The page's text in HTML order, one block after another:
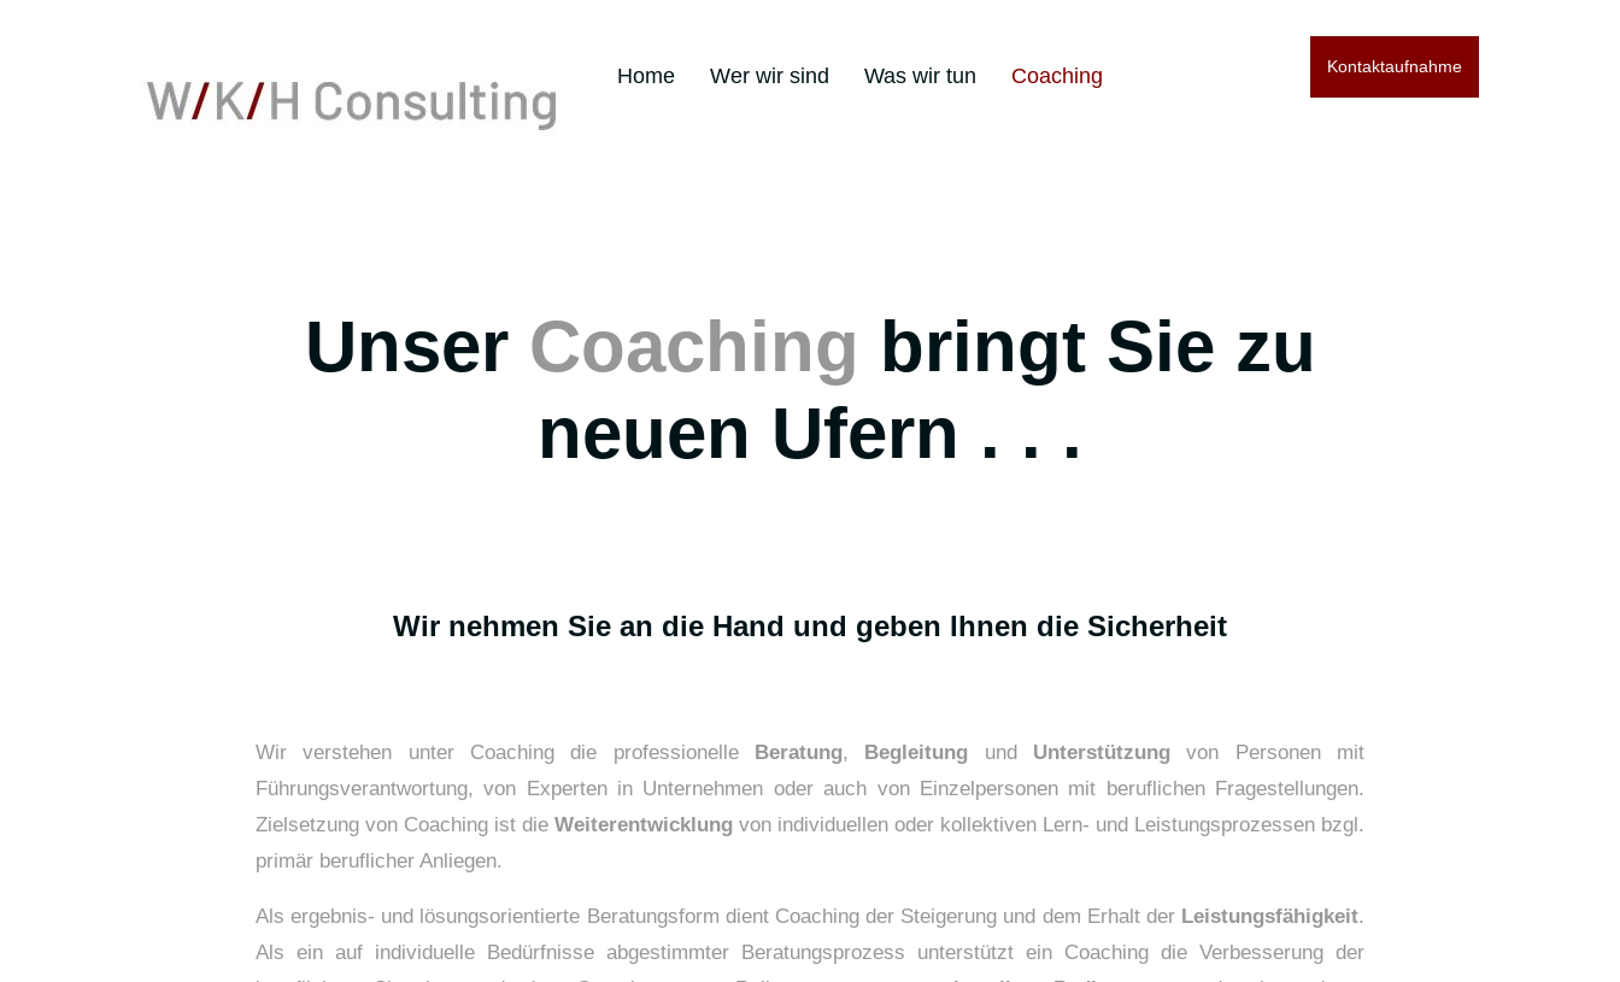
Kontaktaufnahme
Home Wer wir sind Was wir tun Coaching
Unser Coaching bringt Sie zu
neuen Ufern . . .
Wir nehmen Sie an die Hand und geben Ihnen die Sicherheit
Wir verstehen unter Coaching die professionelle Beratung, Begleitung und Unterstützung von Personen mit
Führungsverantwortung, von Experten in Unternehmen oder auch von Einzelpersonen mit beruflichen Fragestellungen.
Zielsetzung von Coaching ist die Weiterentwicklung von individuellen oder kollektiven Lern- und Leistungsprozessen bzgl.
primär beruflicher Anliegen.
Als ergebnis- und lösungsorientierte Beratungsform dient Coaching der Steigerung und dem Erhalt der Leistungsfähigkeit.
Als ein auf individuelle Bedürfnisse abgestimmter Beratungsprozess unterstützt ein Coaching die Verbesserung der